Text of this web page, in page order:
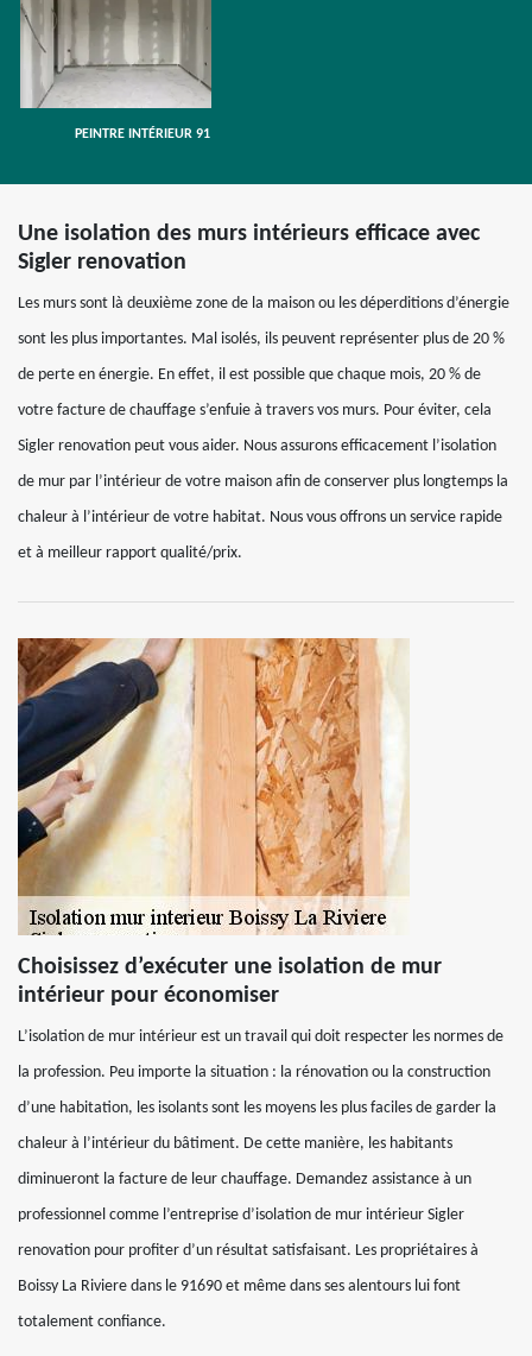
PEINTRE INTÉRIEUR 91
Une isolation des murs intérieurs efficace avec
Sigler renovation
Les murs sont là deuxième zone de la maison ou les déperditions d’énergie
sont les plus importantes. Mal isolés, ils peuvent représenter plus de 20 %
de perte en énergie. En effet, il est possible que chaque mois, 20 % de
votre facture de chauffage s’enfuie à travers vos murs. Pour éviter, cela
Sigler renovation peut vous aider. Nous assurons efficacement l’isolation
de mur par l’intérieur de votre maison afin de conserver plus longtemps la
chaleur à l’intérieur de votre habitat. Nous vous offrons un service rapide
et à meilleur rapport qualité/prix.
Choisissez d’exécuter une isolation de mur
intérieur pour économiser
L’isolation de mur intérieur est un travail qui doit respecter les normes de
la profession. Peu importe la situation : la rénovation ou la construction
d’une habitation, les isolants sont les moyens les plus faciles de garder la
chaleur à l’intérieur du bâtiment. De cette manière, les habitants
diminueront la facture de leur chauffage. Demandez assistance à un
professionnel comme l’entreprise d’isolation de mur intérieur Sigler
renovation pour profiter d’un résultat satisfaisant. Les propriétaires à
Boissy La Riviere dans le 91690 et même dans ses alentours lui font
totalement confiance.